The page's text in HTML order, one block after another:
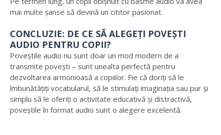
mai multe șanse să devină un cititor pasionat.
CONCLUZIE: DE CE SĂ ALEGEȚI POVEȘTI
AUDIO PENTRU COPII?
Poveștile audio nu sunt doar un mod modern de a
transmite povești – sunt unealta perfectă pentru
dezvoltarea armonioasă a copiilor. Fie că doriți să le
îmbunătățiți vocabularul, să le stimulați imaginația sau pur și
simplu să le oferiți o activitate educativă și distractivă,
poveștile în format audio sunt o alegere excelentă.